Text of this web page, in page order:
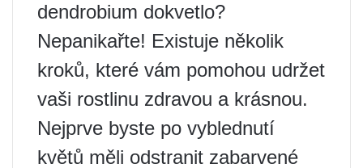
dendrobium dokvetlo?
Nepanikařte! Existuje několik
kroků, které vám pomohou udržet
vaši rostlinu zdravou a krásnou.
Nejprve byste po vyblednutí
květů měli odstranit zabarvené